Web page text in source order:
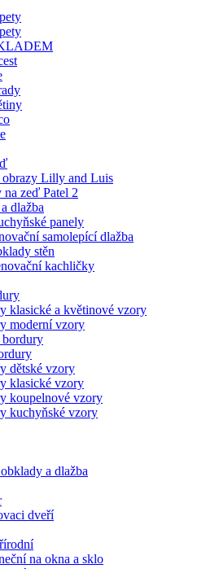
obrazy Lilly and Luis
na zeď Patel 2
dlažba
panely
samolepící dlažba
stěn
kachličky
klasické a květinové vzory
moderní vzory
bordury
dětské vzory
klasické vzory
koupelnové vzory
kuchyňské vzory
a dlažba
dveří
na okna a sklo